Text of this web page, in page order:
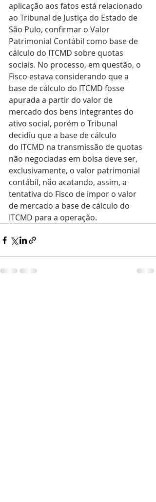
aplicação aos fatos está relacionado
ao Tribunal de Justiça do Estado de
São Pulo, confirmar o Valor
Patrimonial Contábil como base de
cálculo do ITCMD sobre quotas
sociais. No processo, em questão, o
Fisco estava considerando que a
base de cálculo do ITCMD fosse
apurada a partir do valor de
mercado dos bens integrantes do
ativo social, porém o Tribunal
decidiu que a base de cálculo
do ITCMD na transmissão de quotas
não negociadas em bolsa deve ser,
exclusivamente, o valor patrimonial
contábil, não acatando, assim, a
tentativa do Fisco de impor o valor
de mercado a base de cálculo do
ITCMD para a operação.